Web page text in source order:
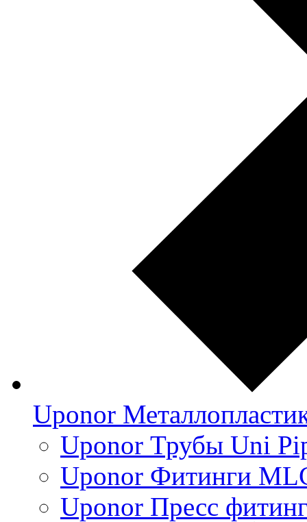
Uponor
Uponor Трубы Uni
Uponor Фитинги
Uponor Пресс